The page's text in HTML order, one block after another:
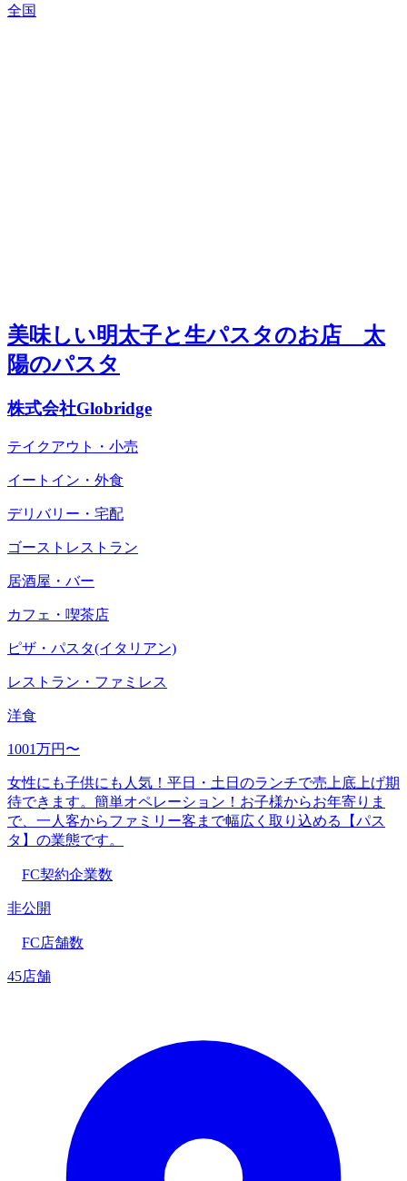
全国
美味しい明太子と生パスタのお店 太
陽のパスタ
株式会社Globridge
テイクアウト・小売
イートイン・外食
デリバリー・宅配
ゴーストレストラン
居酒屋・バー
カフェ・喫茶店
ピザ・パスタ(イタリアン)
レストラン・ファミレス
洋食
1001万円〜
女性にも子供にも人気！平日・土日のランチで売上底上げ期
待できます。簡単オペレーション！お子様からお年寄りま
で、一人客からファミリー客まで幅広く取り込める【パス
タ】の業態です。
FC契約企業数
非公開
FC店舗数
45店舗